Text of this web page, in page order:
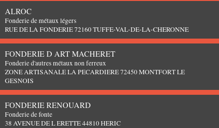
ALROC
Fonderie de métaux légers
RUE DE LA FONDERIE 72160 TUFFE-VAL-DE-LA-CHERONNE
FONDERIE D ART MACHERET
Fonderie d'autres métaux non ferreux
ZONE ARTISANALE LA PECARDIERE 72450 MONTFORT LE
GESNOIS
FONDERIE RENOUARD
Fonderie de fonte
38 AVENUE DE L ERETTE 44810 HERIC